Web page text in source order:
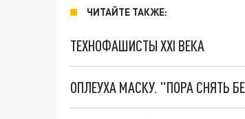
ЧИТАЙТЕ ТАКЖЕ:
ТЕХНОФАШИСТЫ XXI ВЕКА
ОПЛЕУХА МАСКУ. "ПОРА СНЯТЬ